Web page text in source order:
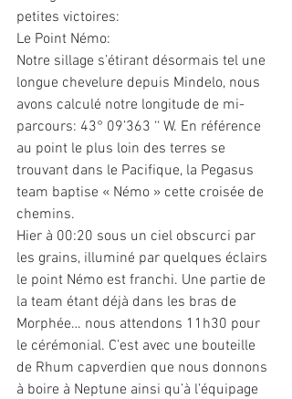
petites victoires:
Le Point Némo:
Notre sillage s’étirant désormais tel une
longue chevelure depuis Mindelo, nous
avons calculé notre longitude de mi-
parcours: 43° 09’363 ‘‘ W. En référence
au point le plus loin des terres se
trouvant dans le Pacifique, la Pegasus
team baptise « Némo » cette croisée de
chemins.
Hier à 00:20 sous un ciel obscurci par
les grains, illuminé par quelques éclairs
le point Némo est franchi. Une partie de
la team étant déjà dans les bras de
Morphée… nous attendons 11h30 pour
le cérémonial. C’est avec une bouteille
de Rhum capverdien que nous donnons
à boire à Neptune ainsi qu’à l’équipage